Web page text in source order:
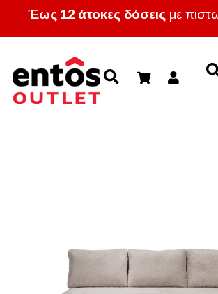
Έως 12 άτοκες δόσεις με